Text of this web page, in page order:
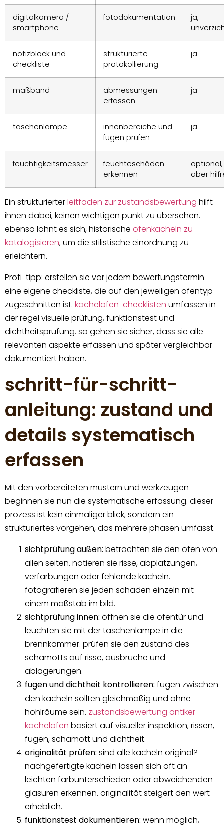
digitalkamera /
smartphone
fotodokumentation
ja,
notizblock und
checkliste
strukturierte
protokollierung
ja
maßband
abmessungen
erfassen
ja
taschenlampe
innenbereiche und
fugen prüfen
ja
feuchtigkeitsmesser
feuchteschäden
erkennen
optional,
aber
Ein strukturierterleitfaden zur zustandsbewertung hilft
ihnen dabei, keinen wichtigen punkt zu übersehen.
ebenso lohnt es sich, historische ofenkacheln zu
katalogisieren, um die stilistische einordnung zu
erleichtern.
Profi-tipp: erstellen sie vor jedem bewertungstermin
eine eigene checkliste, die auf den jeweiligen ofentyp
zugeschnitten ist. kachelofen-checklisten umfassen in
der regel visuelle prüfung, funktionstest und
dichtheitsprüfung. so gehen sie sicher, dass sie alle
relevanten aspekte erfassen und später vergleichbar
dokumentiert haben.
schritt-für-schritt-
anleitung: zustand und
details systematisch
erfassen
Mit den vorbereiteten mustern und werkzeugen
beginnen sie nun die systematische erfassung. dieser
prozess ist kein einmaliger blick, sondern ein
strukturiertes vorgehen, das mehrere phasen umfasst.
sichtprüfung außen: betrachten sie den ofen von
allen seiten. notieren sie risse, abplatzungen,
verfärbungen oder fehlende kacheln.
fotografieren sie jeden schaden einzeln mit
einem maßstab im bild.
sichtprüfung innen: öffnen sie die ofentür und
leuchten sie mit der taschenlampe in die
brennkammer. prüfen sie den zustand des
schamotts auf risse, ausbrüche und
ablagerungen.
fugen und dichtheit kontrollieren: fugen zwischen
den kacheln sollten gleichmäßig und ohne
hohlräume sein. zustandsbewertung antiker
kachelöfen basiert auf visueller inspektion, rissen,
fugen, schamott und dichtheit.
originalität prüfen: sind alle kacheln original?
nachgefertigte kacheln lassen sich oft an
leichten farbunterschieden oder abweichenden
glasuren erkennen. originalität steigert den wert
erheblich.
funktionstest dokumentieren: wenn möglich,